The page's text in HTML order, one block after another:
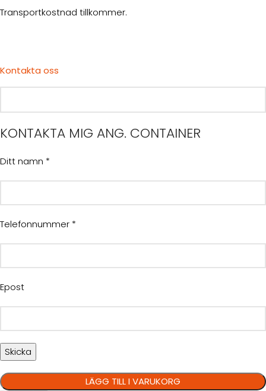
Transportkostnad tillkommer.
Kontakta oss
KONTAKTA MIG ANG. CONTAINER
Ditt namn *
Telefonnummer *
Epost
LÄGG TILL I VARUKORG